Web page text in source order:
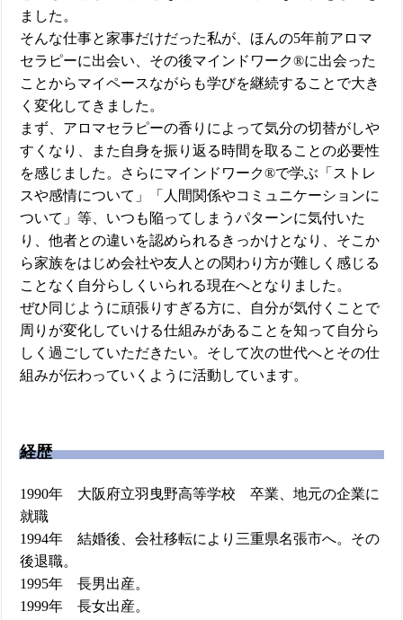
ました。
そんな仕事と家事だけだった私が、ほんの5年前アロマ
セラピーに出会い、その後マインドワーク®に出会った
ことからマイペースながらも学びを継続することで大き
く変化してきました。
まず、アロマセラピーの香りによって気分の切替がしや
すくなり、また自身を振り返る時間を取ることの必要性
を感じました。さらにマインドワーク®で学ぶ「ストレ
スや感情について」「人間関係やコミュニケーションに
ついて」等、いつも陥ってしまうパターンに気付いた
り、他者との違いを認められるきっかけとなり、そこか
ら家族をはじめ会社や友人との関わり方が難しく感じる
ことなく自分らしくいられる現在へとなりました。
ぜひ同じように頑張りすぎる方に、自分が気付くことで
周りが変化していける仕組みがあることを知って自分ら
しく過ごしていただきたい。そして次の世代へとその仕
組みが伝わっていくように活動しています。
経歴
1990年 大阪府立羽曳野高等学校 卒業、地元の企業に
就職
1994年 結婚後、会社移転により三重県名張市へ。その
後退職。
1995年 長男出産。
1999年 長女出産。